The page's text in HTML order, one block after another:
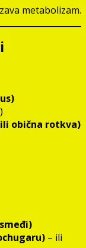
metabolizam.
obična rotkva)
– ili